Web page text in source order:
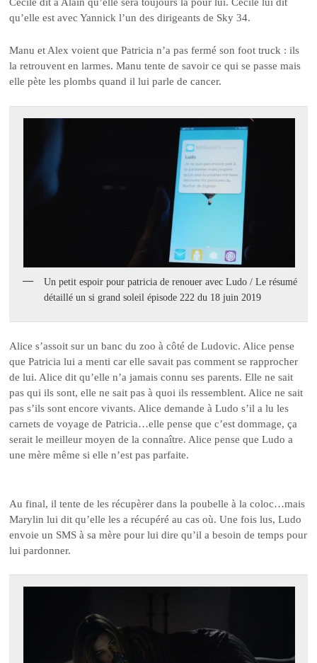
qu’elle est avec Yannick l’un des dirigeants de Sky 34.
Manu et Alex voient que Patricia n’a pas fermé son foot truck : ils
la retrouvent en larmes. Manu tente de savoir ce qui se passe mais
elle pète les plombs quand il lui parle de cancer.
Un petit espoir pour patricia de renouer avec Ludo / Le résumé
détaillé un si grand soleil épisode 222 du 18 juin 2019
Alice s’assoit sur un banc du zoo à côté de Ludovic. Alice pense
que Patricia lui a menti car elle savait pas comment se rapprocher
de lui. Alice dit qu’elle n’a jamais connu ses parents. Elle ne sait
pas qui ils sont, elle ne sait pas à quoi ils ressemblent. Alice ne sait
pas s’ils sont encore vivants. Alice demande à Ludo s’il a lu les
carnets de voyage de Patricia…elle pense que c’est dommage, ça
serait le meilleur moyen de la connaître. Alice pense que Ludo a
une mère même si elle n’est pas parfaite.
Au final, il tente de les récupèrer dans la poubelle à la coloc…mais
Marylin lui dit qu’elle les a récupéré au cas où. Une fois lus, Ludo
envoie un SMS à sa mère pour lui dire qu’il a besoin de temps pour
lui pardonner.